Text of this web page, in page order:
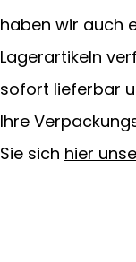
haben wir auch
Lagerartikeln
sofort lieferbar
Ihre
Sie sich hier